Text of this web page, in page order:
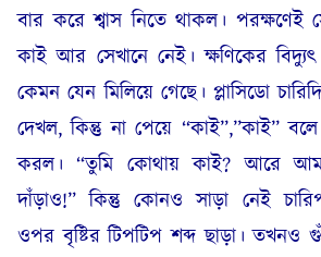
বার করে শ্বাস নিতে থাকল। পরক্ষণেই
কাই আর সেখানে নেই। ক্ষণিকের
কেমন যেন মিলিয়ে গেছে। প্লাসিডো
দেখল, কিন্তু না পেয়ে “কাই”,”কাই”
করল। “তুমি কোথায় কাই? আরে
দাঁড়াও!” কিন্তু কোনও সাড়া নেই
ওপর বৃষ্টির টিপটিপ শব্দ ছাড়া। তখনও